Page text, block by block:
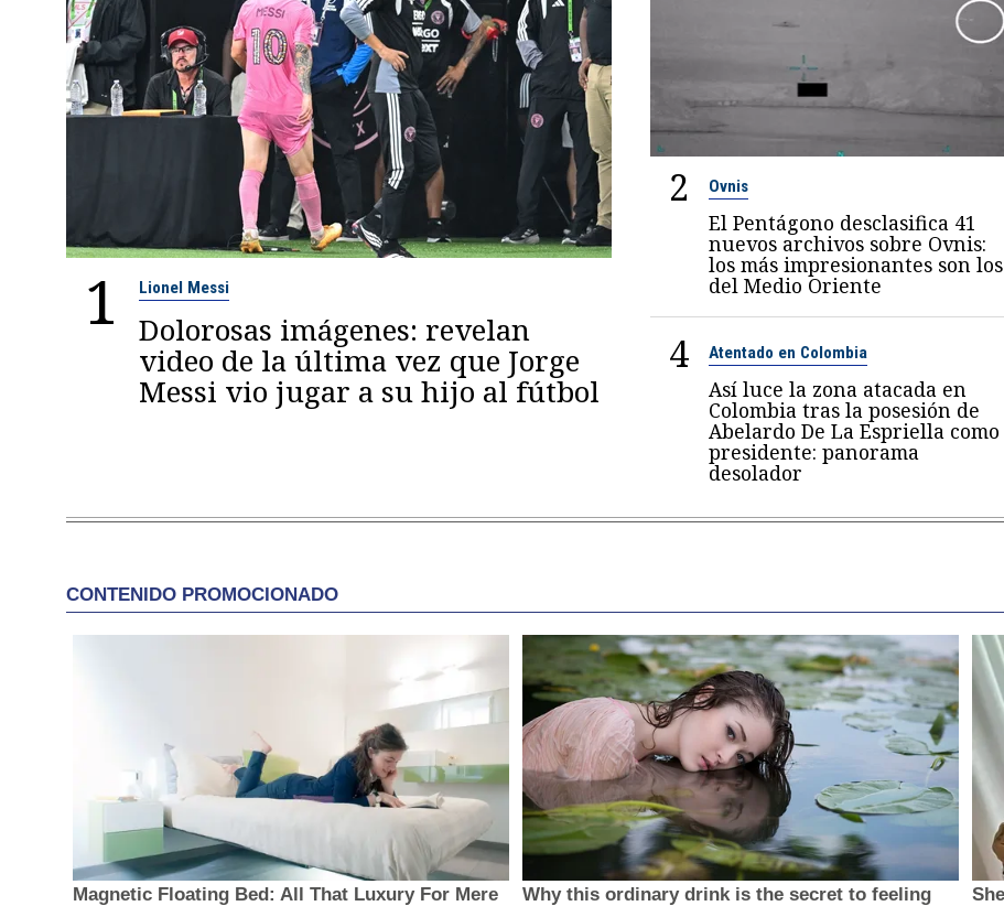
1 Lionel Messi
Dolorosas imágenes: revelan
video de la última vez que Jorge
Messi vio jugar a su hijo al fútbol
2 Ovnis
El Pentágono desclasifica 41
nuevos archivos sobre Ovnis:
los más impresionantes son los
del Medio Oriente
4 Atentado en Colombia
Así luce la zona atacada en
Colombia tras la posesión de
Abelardo De La Espriella como
presidente: panorama
desolador